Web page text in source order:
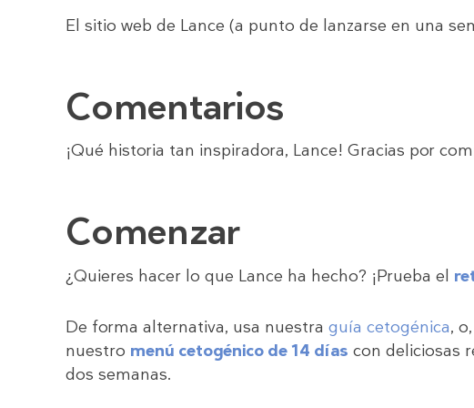
El sitio web de Lance (a punto de lanzarse en una
Comentarios
¡Qué historia tan inspiradora, Lance! Gracias por
Comenzar
¿Quieres hacer lo que Lance ha hecho? ¡Prueba el
De forma alternativa, usa nuestra guía cetogénica,
nuestro menú cetogénico de 14 días con deliciosas
dos semanas.